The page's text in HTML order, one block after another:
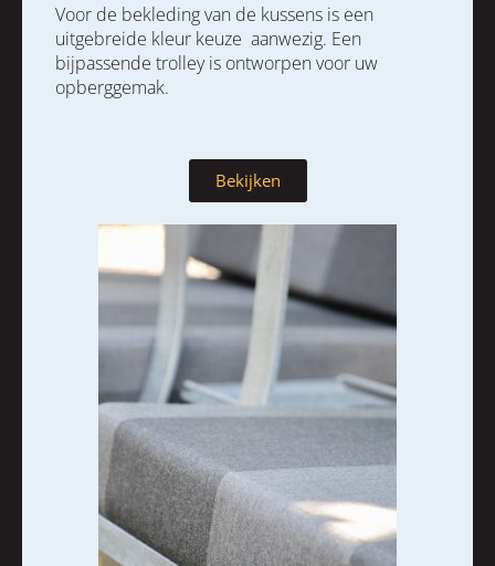
Voor de bekleding van de kussens is een
uitgebreide kleur keuze aanwezig. Een
bijpassende trolley is ontworpen voor uw
opberggemak.
Bekijken